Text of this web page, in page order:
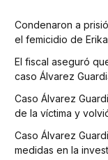
Condenaron a
el femicidio de
El fiscal aseguró
caso Álvarez
Caso Álvarez
de la víctima y
Caso Álvarez
medidas en la